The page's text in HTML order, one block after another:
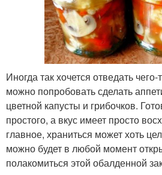
Иногда так хочется отведать
можно попробовать сделать
цветной капусты и грибочков.
простого, а вкус имеет просто
главное, храниться может хоть
можно будет в любой момент
полакомиться этой обалденной